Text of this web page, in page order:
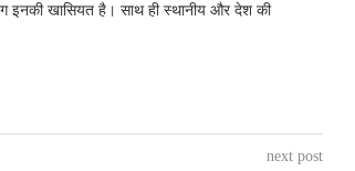
इनकी खासियत है। साथ ही स्थानीय और देश की
next post